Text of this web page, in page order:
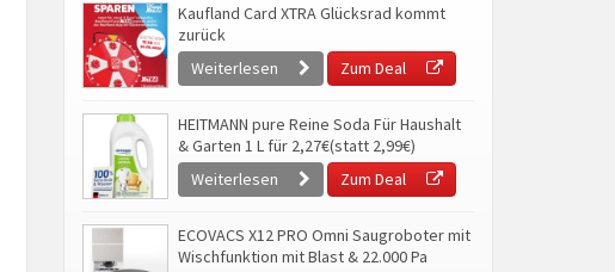
Kaufland Card XTRA Glücksrad kommt
zurück
Weiterlesen
Zum Deal
HEITMANN pure Reine Soda Für Haushalt
& Garten 1 L für 2,27€(statt 2,99€)
Weiterlesen
Zum Deal
ECOVACS X12 PRO Omni Saugroboter mit
Wischfunktion mit Blast & 22.000 Pa